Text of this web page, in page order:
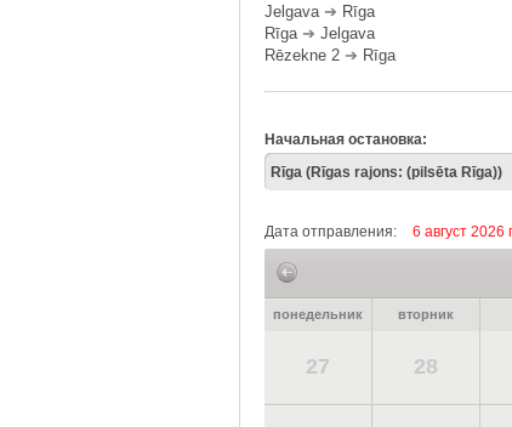
Jelgava➔ Rīga
Rīga➔ Jelgava
Rēzekne 2 ➔ Rīga
Начальная остановка:
Дата отправления: 6 август 2026
понедельник вторник
27 28